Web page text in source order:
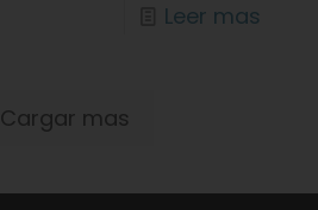
Leer mas
Cargar mas